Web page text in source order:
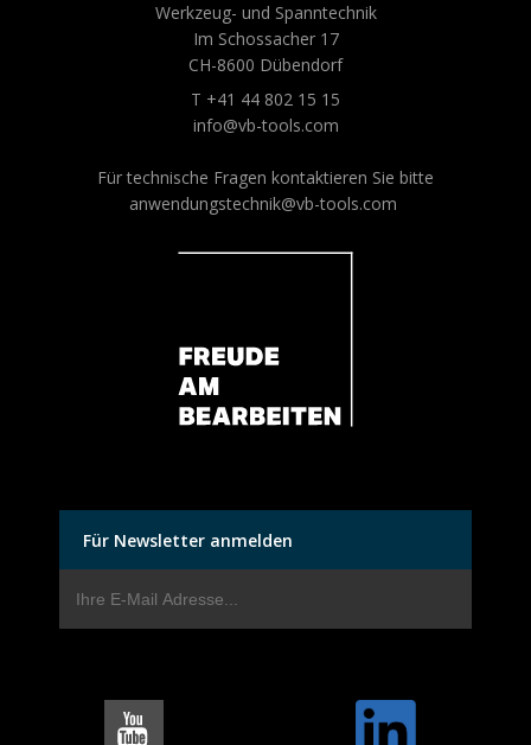
Werkzeug- und Spanntechnik
Im Schossacher 17
CH-8600 Dübendorf
T +41 44 802 15 15
info@vb-tools.com
Für technische Fragen kontaktieren Sie bitte
anwendungstechnik@vb-tools.com
Für Newsletter anmelden